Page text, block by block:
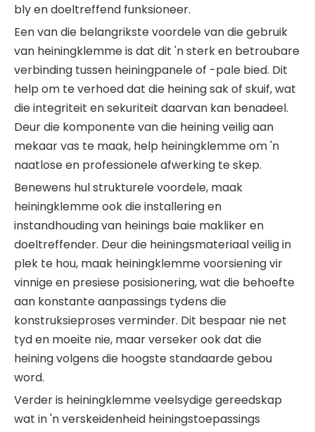
bly en doeltreffend funksioneer.
Een van die belangrikste voordele van die gebruik
van heiningklemme is dat dit 'n sterk en betroubare
verbinding tussen heiningpanele of -pale bied. Dit
help om te verhoed dat die heining sak of skuif, wat
die integriteit en sekuriteit daarvan kan benadeel.
Deur die komponente van die heining veilig aan
mekaar vas te maak, help heiningklemme om 'n
naatlose en professionele afwerking te skep.
Benewens hul strukturele voordele, maak
heiningklemme ook die installering en
instandhouding van heinings baie makliker en
doeltreffender. Deur die heiningsmateriaal veilig in
plek te hou, maak heiningklemme voorsiening vir
vinnige en presiese posisionering, wat die behoefte
aan konstante aanpassings tydens die
konstruksieproses verminder. Dit bespaar nie net
tyd en moeite nie, maar verseker ook dat die
heining volgens die hoogste standaarde gebou
word.
Verder is heiningklemme veelsydige gereedskap
wat in 'n verskeidenheid heiningstoepassings